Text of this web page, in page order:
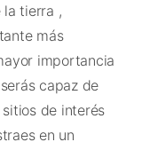
la tierra ,
más
importancia
capaz de
de interés
en un